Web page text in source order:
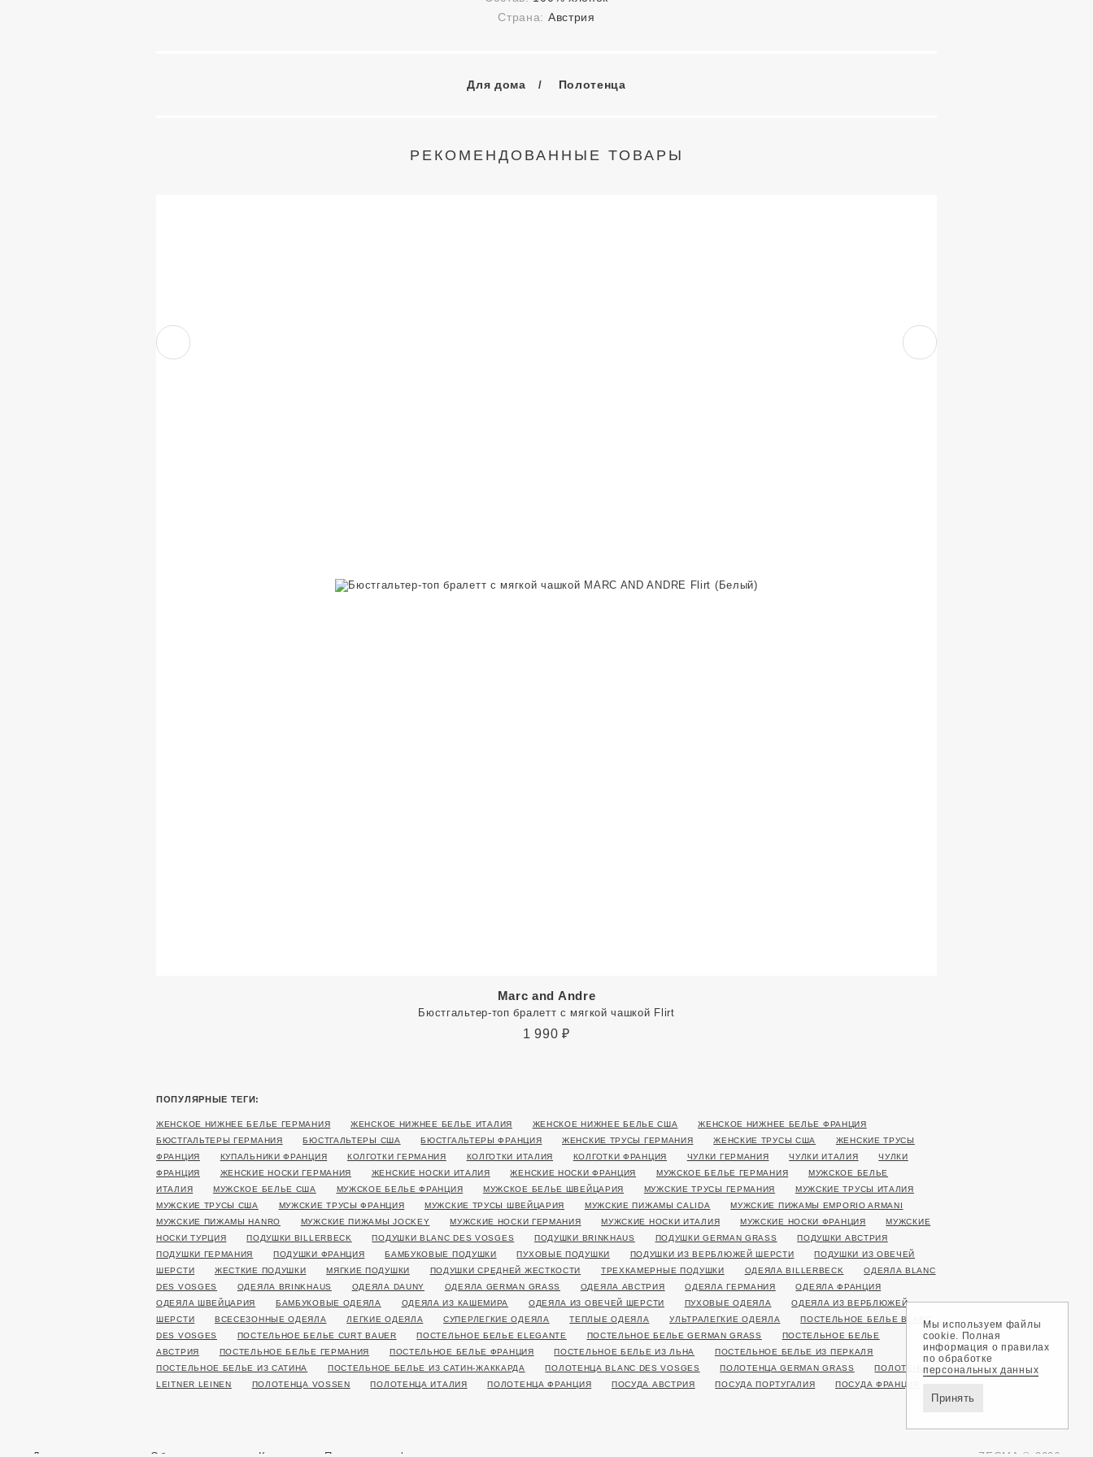
Страна: Австрия
Для дома Полотенца
РЕКОМЕНДОВАННЫЕ ТОВАРЫ
Marc and Andre
Бюстгальтер-топ бралетт с мягкой чашкой Flirt
1 990 ₽
ПОПУЛЯРНЫЕ ТЕГИ:
ЖЕНСКОЕ НИЖНЕЕ БЕЛЬЕ ГЕРМАНИЯ ЖЕНСКОЕ НИЖНЕЕ БЕЛЬЕ ИТАЛИЯ ЖЕНСКОЕ НИЖНЕЕ БЕЛЬЕ США
ЖЕНСКОЕ НИЖНЕЕ БЕЛЬЕ ФРАНЦИЯ
БЮСТГАЛЬТЕРЫ ГЕРМАНИЯ
БЮСТГАЛЬТЕРЫ США БЮСТГАЛЬТЕРЫ ФРАНЦИЯ ЖЕНСКИЕ ТРУСЫ ГЕРМАНИЯ ЖЕНСКИЕ ТРУСЫ США
ЖЕНСКИЕ ТРУСЫ
ФРАНЦИЯ
КУПАЛЬНИКИ ФРАНЦИЯ КОЛГОТКИ ГЕРМАНИЯ КОЛГОТКИ ИТАЛИЯ КОЛГОТКИ ФРАНЦИЯ ЧУЛКИ ГЕРМАНИЯ ЧУЛКИ ИТАЛИЯ
ЧУЛКИ
ФРАНЦИЯ
ЖЕНСКИЕ НОСКИ ГЕРМАНИЯ ЖЕНСКИЕ НОСКИ ИТАЛИЯ ЖЕНСКИЕ НОСКИ ФРАНЦИЯ МУЖСКОЕ БЕЛЬЕ ГЕРМАНИЯ
МУЖСКОЕ БЕЛЬЕ
ИТАЛИЯ
МУЖСКОЕ БЕЛЬЕ США МУЖСКОЕ БЕЛЬЕ ФРАНЦИЯ МУЖСКОЕ БЕЛЬЕ ШВЕЙЦАРИЯ МУЖСКИЕ ТРУСЫ ГЕРМАНИЯ
МУЖСКИЕ ТРУСЫ ИТАЛИЯ
МУЖСКИЕ ТРУСЫ США
МУЖСКИЕ ТРУСЫ ФРАНЦИЯ МУЖСКИЕ ТРУСЫ ШВЕЙЦАРИЯ МУЖСКИЕ ПИЖАМЫ CALIDA
МУЖСКИЕ ПИЖАМЫ EMPORIO ARMANI
МУЖСКИЕ ПИЖАМЫ HANRO
МУЖСКИЕ ПИЖАМЫ JOCKEY МУЖСКИЕ НОСКИ ГЕРМАНИЯ МУЖСКИЕ НОСКИ ИТАЛИЯ МУЖСКИЕ НОСКИ ФРАНЦИЯ
МУЖСКИЕ
НОСКИ ТУРЦИЯ
ПОДУШКИ BILLERBECK ПОДУШКИ BLANC DES VOSGES ПОДУШКИ BRINKHAUS ПОДУШКИ GERMAN GRASS
ПОДУШКИ АВСТРИЯ
ПОДУШКИ ГЕРМАНИЯ
ПОДУШКИ ФРАНЦИЯ БАМБУКОВЫЕ ПОДУШКИ ПУХОВЫЕ ПОДУШКИ ПОДУШКИ ИЗ ВЕРБЛЮЖЕЙ ШЕРСТИ
ПОДУШКИ ИЗ ОВЕЧЕЙ
ШЕРСТИ
ЖЕСТКИЕ ПОДУШКИ МЯГКИЕ ПОДУШКИ ПОДУШКИ СРЕДНЕЙ ЖЕСТКОСТИ ТРЕХКАМЕРНЫЕ ПОДУШКИ ОДЕЯЛА BILLERBECK
ОДЕЯЛА BLANC
DES VOSGES
ОДЕЯЛА BRINKHAUS ОДЕЯЛА DAUNY ОДЕЯЛА GERMAN GRASS ОДЕЯЛА АВСТРИЯ ОДЕЯЛА ГЕРМАНИЯ
ОДЕЯЛА ФРАНЦИЯ
ОДЕЯЛА ШВЕЙЦАРИЯ
БАМБУКОВЫЕ ОДЕЯЛА ОДЕЯЛА ИЗ КАШЕМИРА ОДЕЯЛА ИЗ ОВЕЧЕЙ ШЕРСТИ ПУХОВЫЕ ОДЕЯЛА
ОДЕЯЛА ИЗ ВЕРБЛЮЖЕЙ
ШЕРСТИ
ВСЕСЕЗОННЫЕ ОДЕЯЛА ЛЕГКИЕ ОДЕЯЛА СУПЕРЛЕГКИЕ ОДЕЯЛА ТЕПЛЫЕ ОДЕЯЛА УЛЬТРАЛЕГКИЕ ОДЕЯЛА
ПОСТЕЛЬНОЕ БЕЛЬЕ BLANC
DES VOSGES
ПОСТЕЛЬНОЕ БЕЛЬЕ CURT BAUER ПОСТЕЛЬНОЕ БЕЛЬЕ ELEGANTE ПОСТЕЛЬНОЕ БЕЛЬЕ GERMAN GRASS
ПОСТЕЛЬНОЕ БЕЛЬЕ
АВСТРИЯ
ПОСТЕЛЬНОЕ БЕЛЬЕ ГЕРМАНИЯ ПОСТЕЛЬНОЕ БЕЛЬЕ ФРАНЦИЯ ПОСТЕЛЬНОЕ БЕЛЬЕ ИЗ ЛЬНА
ПОСТЕЛЬНОЕ БЕЛЬЕ ИЗ ПЕРКАЛЯ
ПОСТЕЛЬНОЕ БЕЛЬЕ ИЗ САТИНА
ПОСТЕЛЬНОЕ БЕЛЬЕ ИЗ САТИН-ЖАККАРДА ПОЛОТЕНЦА BLANC DES VOSGES ПОЛОТЕНЦА GERMAN GRASS
ПОЛОТЕНЦА
LEITNER LEINEN
ПОЛОТЕНЦА VOSSEN ПОЛОТЕНЦА ИТАЛИЯ ПОЛОТЕНЦА ФРАНЦИЯ ПОСУДА АВСТРИЯ ПОСУДА ПОРТУГАЛИЯ ПОСУДА ФРАНЦИЯ
Мы используем файлы
cookie. Полная
информация о правилах
по обработке
персональных данных
Принять